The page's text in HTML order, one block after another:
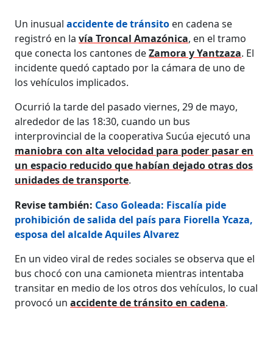
Un inusualaccidente de tránsito en cadena se
registró en lavía Troncal Amazónica, en el tramo
que conecta los cantones deZamora y Yantzaza. El
incidente quedó captado por la cámara de uno de
los vehículos implicados.
Ocurrió la tarde del pasado viernes, 29 de mayo,
alrededor de las 18:30, cuando un bus
interprovincial de la cooperativa Sucúa ejecutó una
maniobra con alta velocidad para poder pasar en
un espacio reducido que habían dejado otras dos
unidades de transporte.
Revise también: Caso Goleada: Fiscalía pide
prohibición de salida del país para Fiorella Ycaza,
esposa del alcalde Aquiles Alvarez
En un video viral de redes sociales se observa que el
bus chocó con una camioneta mientras intentaba
transitar en medio de los otros dos vehículos, lo cual
provocó unaccidente de tránsito en cadena.